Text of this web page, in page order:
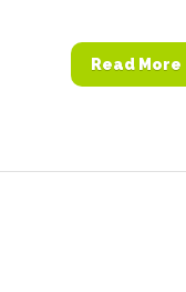
Read More